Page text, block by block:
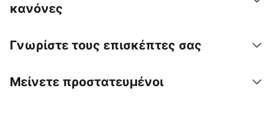
κανόνες
Γνωρίστε τους επισκέπτες σας
Μείνετε προστατευμένοι